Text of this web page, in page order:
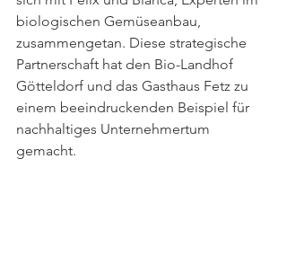
biologischen Gemüseanbau,
zusammengetan. Diese strategische
Partnerschaft hat den Bio-Landhof
Götteldorf und das Gasthaus Fetz zu
einem beeindruckenden Beispiel für
nachhaltiges Unternehmertum
gemacht.